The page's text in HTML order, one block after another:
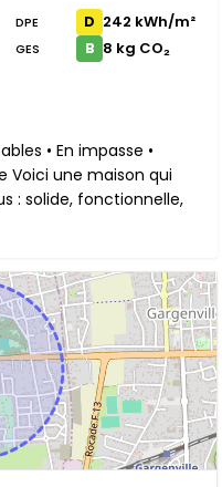
DPE D 242 kWh/m²
GES B 8 kg CO₂
• En impasse •
Voici une maison qui
: solide, fonctionnelle,